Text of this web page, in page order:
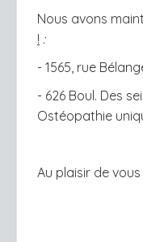
Nous avons
! :
- 1565, rue
- 626 Boul. Des
Ostéopathie
Au plaisir de